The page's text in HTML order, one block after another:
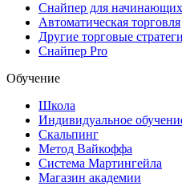
Снайпер для начинающих
Автоматическая торговля
Другие торговые
Снайпер Pro
Обучение
Школа
Индивидуальное
Скальпинг
Метод Вайкоффа
Система Мартингейла
Магазин академии